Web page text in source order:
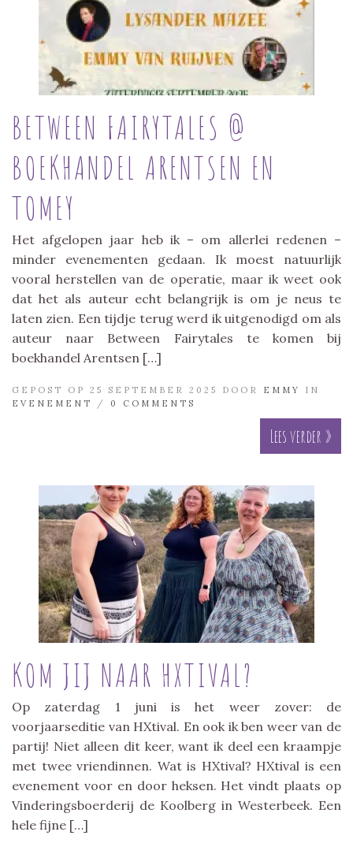
BETWEEN FAIRYTALES @
BOEKHANDEL ARENTSEN EN
TOMEY
Het afgelopen jaar heb ik – om allerlei redenen –
minder evenementen gedaan. Ik moest natuurlijk
vooral herstellen van de operatie, maar ik weet ook
dat het als auteur echt belangrijk is om je neus te
laten zien. Een tijdje terug werd ik uitgenodigd om als
auteur naar Between Fairytales te komen bij
boekhandel Arentsen […]
GEPOST OP 25 SEPTEMBER 2025 DOOR EMMY
IN
EVENEMENT
/ 0 COMMENTS
Lees verder »
KOM JIJ NAAR HXTIVAL?
Op zaterdag 1 juni is het weer zover: de
voorjaarseditie van HXtival. En ook ik ben weer van de
partij! Niet alleen dit keer, want ik deel een kraampje
met twee vriendinnen. Wat is HXtival? HXtival is een
evenement voor en door heksen. Het vindt plaats op
Vinderingsboerderij de Koolberg in Westerbeek. Een
hele fijne […]